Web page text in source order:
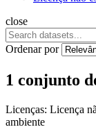
close
Ordenar por
1 conjunto
Licenças: Licença
ambiente